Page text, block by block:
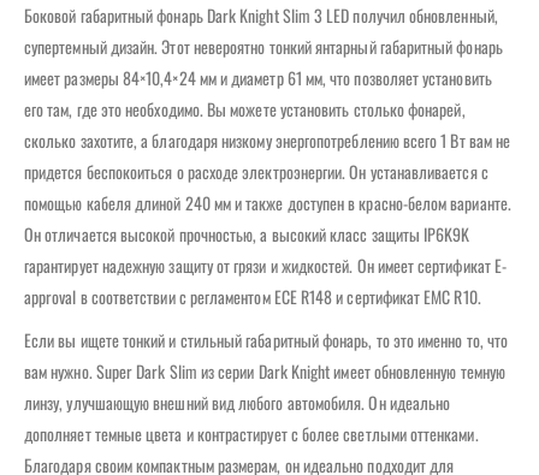
Боковой габаритный фонарь Dark Knight Slim 3 LED получил обновленный,
супертемный дизайн. Этот невероятно тонкий янтарный габаритный фонарь
имеет размеры 84×10,4×24 мм и диаметр 61 мм, что позволяет установить
его там, где это необходимо. Вы можете установить столько фонарей,
сколько захотите, а благодаря низкому энергопотреблению всего 1 Вт вам не
придется беспокоиться о расходе электроэнергии. Он устанавливается с
помощью кабеля длиной 240 мм и также доступен в красно-белом варианте.
Он отличается высокой прочностью, а высокий класс защиты IP6K9K
гарантирует надежную защиту от грязи и жидкостей. Он имеет сертификат E-
approval в соответствии с регламентом ECE R148 и сертификат EMC R10.
Если вы ищете тонкий и стильный габаритный фонарь, то это именно то, что
вам нужно. Super Dark Slim из серии Dark Knight имеет обновленную темную
линзу, улучшающую внешний вид любого автомобиля. Он идеально
дополняет темные цвета и контрастирует с более светлыми оттенками.
Благодаря своим компактным размерам, он идеально подходит для